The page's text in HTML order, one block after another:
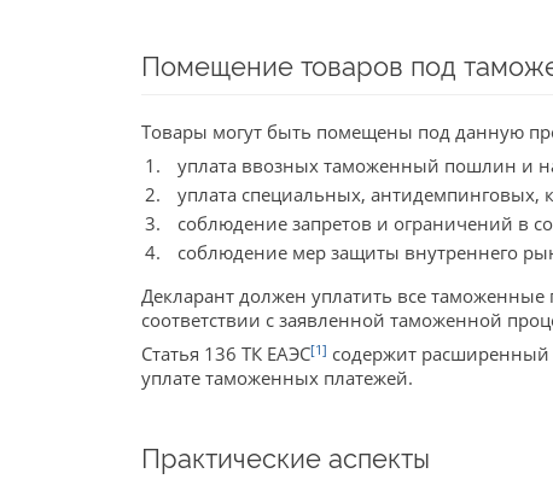
Помещение товаров под
Товары могут быть помещены под данную
уплата ввозных таможенный пошлин и
уплата специальных,
соблюдение запретов и ограничений в
соблюдение мер защиты внутреннего
Декларант должен уплатить все
соответствии с заявленной таможенной
Статья 136 ТК ЕАЭС[1] содержит расширенный
уплате таможенных платежей.
Практические аспекты